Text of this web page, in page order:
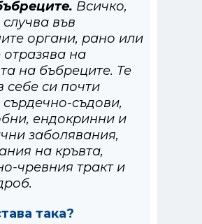
Всичко,
случва във
органи, рано или
отразява на
на бъбреците. Те
себе си почти
сърдечно-съдови,
ендокринни и
заболявания,
на кръвта,
чревния тракт и
така?